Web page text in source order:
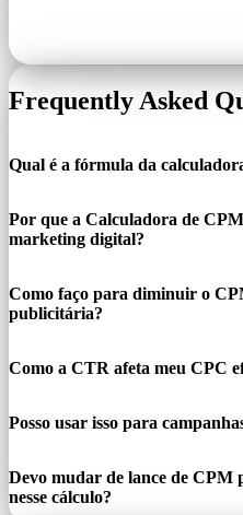
Frequently Asked
Qual é a fórmula da
Por que a Calculadora de
marketing digital?
Como faço para diminuir o
publicitária?
Como a CTR afeta meu CPC
Posso usar isso para
Devo mudar de lance de CPM
nesse cálculo?